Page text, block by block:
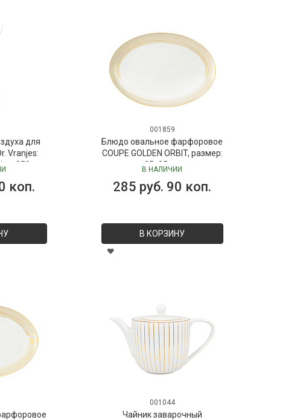
для
Vranjes:
250 мл
коп.
001859
Блюдо овальное фарфоровое
COUPE GOLDEN ORBIT, размер:
35х25 см
В НАЛИЧИИ
285 руб. 90 коп.
В КОРЗИНУ
001044
Чайник заварочный